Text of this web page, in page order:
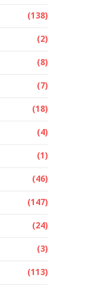
(138)
(2)
(8)
(7)
(18)
(4)
(1)
(46)
(147)
(24)
(3)
(113)